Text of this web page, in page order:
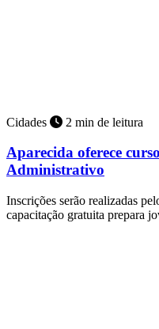
Cidades 2 min de leitura
Aparecida oferece
Administrativo
Inscrições serão realizadas
capacitação gratuita prepara